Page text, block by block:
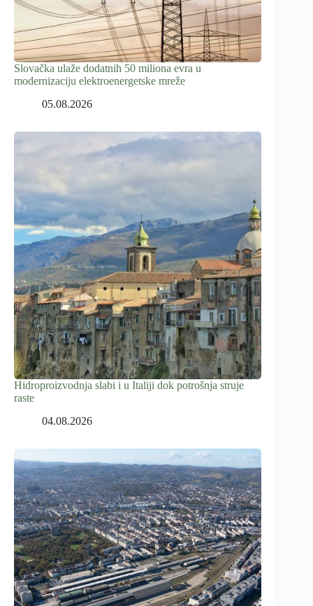
Slovačka ulaže dodatnih 50 miliona evra u
modernizaciju elektroenergetske mreže
05.08.2026
Hidroproizvodnja slabi i u Italiji dok potrošnja struje
raste
04.08.2026